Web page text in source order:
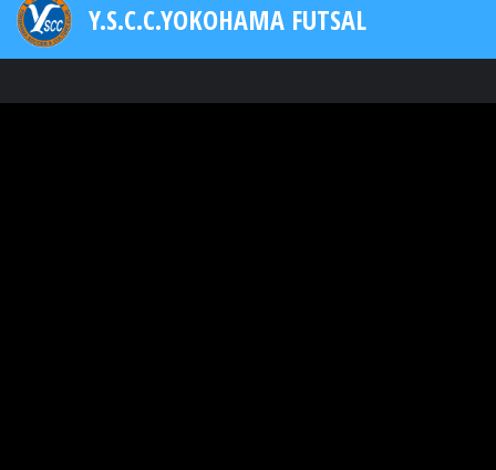
Y.S.C.C.YOKOHAMA FUTSAL